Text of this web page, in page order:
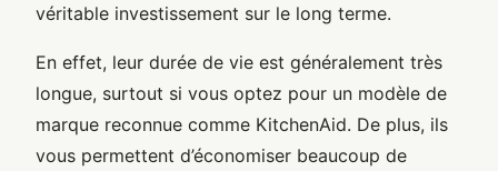
véritable investissement sur le long terme.
En effet, leur durée de vie est généralement très
longue, surtout si vous optez pour un modèle de
marque reconnue comme KitchenAid. De plus, ils
vous permettent d’économiser beaucoup de